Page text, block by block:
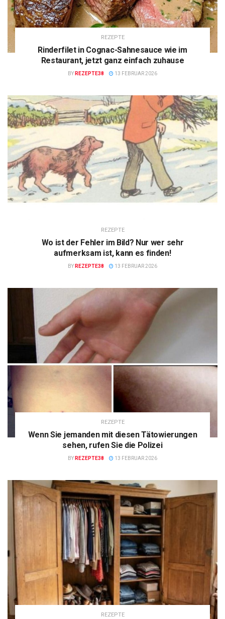
REZEPTE
Rinderfilet in Cognac-Sahnesauce wie im
Restaurant, jetzt ganz einfach zuhause
BY REZEPTE38 13 FEBRUAR 2026
REZEPTE
Wo ist der Fehler im Bild? Nur wer sehr
aufmerksam ist, kann es finden!
BY REZEPTE38 13 FEBRUAR 2026
REZEPTE
Wenn Sie jemanden mit diesen Tätowierungen
sehen, rufen Sie die Polizei
BY REZEPTE38 13 FEBRUAR 2026
REZEPTE